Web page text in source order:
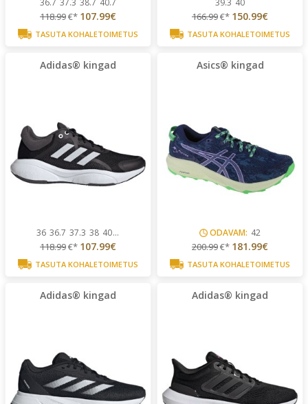
36.7 37.3 38.7 40.7
118.99€* 107.99€
TASUTA KOHALETOIMETUS
39.3 40
166.99€* 150.99€
TASUTA KOHALETOIMETUS
Adidas® kingad
36 36.7 37.3 38 40...
118.99€* 107.99€
TASUTA KOHALETOIMETUS
Asics® kingad
ODAVAM: 42
200.99€* 181.99€
TASUTA KOHALETOIMETUS
Adidas® kingad Adidas® kingad